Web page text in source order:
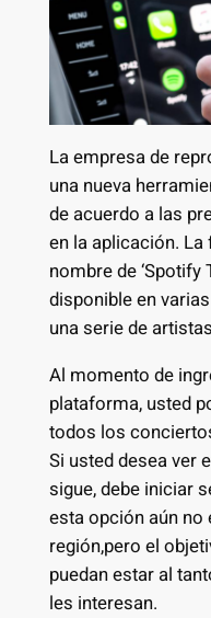
La empresa de
una nueva
de acuerdo a las
en la aplicación.
nombre de ‘Spotify
disponible en
una serie de
Al momento de
plataforma, usted
todos los
Si usted desea ver
sigue, debe iniciar
esta opción aún no
región,pero el
puedan estar al
les interesan.